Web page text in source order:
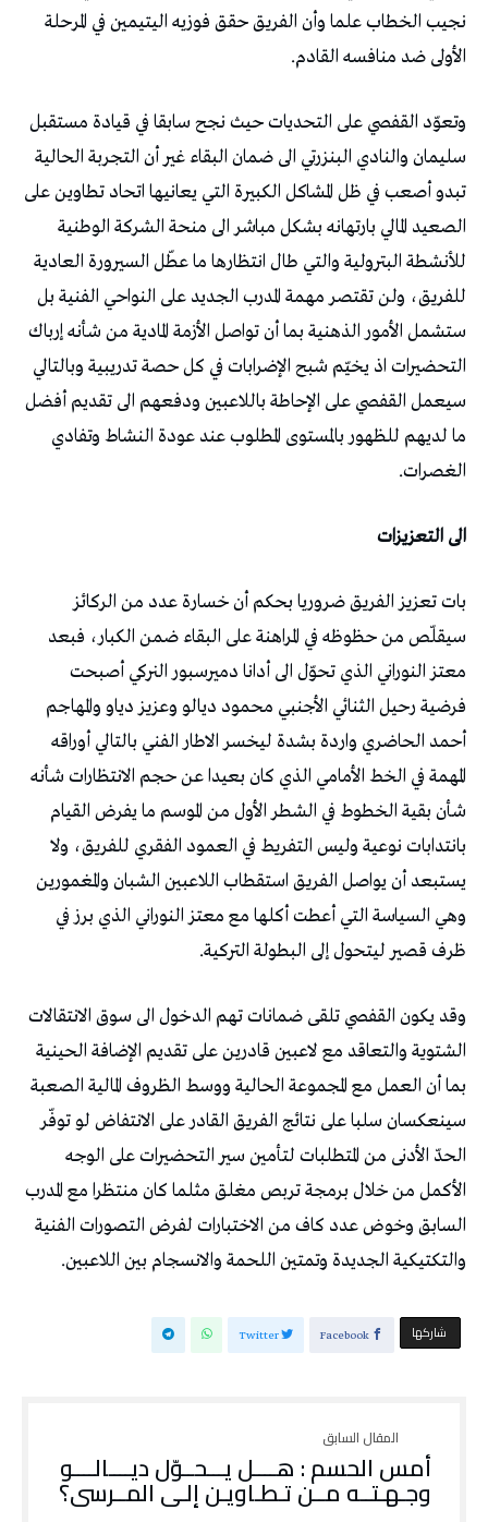
نجيب الخطاب علما وأن الفريق حقق فوزيه اليتيمين في المرحلة
الأولى ضد منافسه القادم.
وتعوّد القفصي على التحديات حيث نجح سابقا في قيادة مستقبل
سليمان والنادي البنزرتي الى ضمان البقاء غير أن التجربة الحالية
تبدو أصعب في ظل المشاكل الكبيرة التي يعانيها اتحاد تطاوين على
الصعيد المالي بارتهانه بشكل مباشر الى منحة الشركة الوطنية
للأنشطة البترولية والتي طال انتظارها ما عطّل السيرورة العادية
للفريق، ولن تقتصر مهمة المدرب الجديد على النواحي الفنية بل
ستشمل الأمور الذهنية بما أن تواصل الأزمة المادية من شأنه إرباك
التحضيرات اذ يخيّم شبح الإضرابات في كل حصة تدريبية وبالتالي
سيعمل القفصي على الإحاطة باللاعبين ودفعهم الى تقديم أفضل
ما لديهم للظهور بالمستوى المطلوب عند عودة النشاط وتفادي
الغصرات.
الى التعزيزات
بات تعزيز الفريق ضروريا بحكم أن خسارة عدد من الركائز
سيقلّص من حظوظه في المراهنة على البقاء ضمن الكبار، فبعد
معتز النوراني الذي تحوّل الى أدانا دميرسبور النركي أصبحت
فرضية رحيل الثنائي الأجنبي محمود ديالو وعزيز دياو والمهاجم
أحمد الحاضري واردة بشدة ليخسر الاطار الفني بالتالي أوراقه
المهمة في الخط الأمامي الذي كان بعيدا عن حجم الانتظارات شأنه
شأن بقية الخطوط في الشطر الأول من الموسم ما يفرض القيام
بانتدابات نوعية وليس التفريط في العمود الفقري للفريق، ولا
يستبعد أن يواصل الفريق استقطاب اللاعبين الشبان والمغمورين
وهي السياسة التي أعطت أكلها مع معتز النوراني الذي برز في
ظرف قصير ليتحول إلى البطولة التركية.
وقد يكون القفصي تلقى ضمانات تهم الدخول الى سوق الانتقالات
الشتوية والتعاقد مع لاعبين قادرين على تقديم الإضافة الحينية
بما أن العمل مع المجموعة الحالية ووسط الظروف المالية الصعبة
سينعكسان سلبا على نتائج الفريق القادر على الانتفاض لو توفّر
الحدّ الأدنى من المتطلبات لتأمين سير التحضيرات على الوجه
الأكمل من خلال برمجة تربص مغلق مثلما كان منتظرا مع المدرب
السابق وخوض عدد كاف من الاختبارات لفرض التصورات الفنية
والتكتيكية الجديدة وتمتين اللحمة والانسجام بين اللاعبين.
‫‫ شاركها‬ Facebook
Twitter
أمس الحسم : هــــل يـــحــوّل ديــــالــــو
وجـهـتــه مــن تـطـاويـن إلـى المــرسى؟